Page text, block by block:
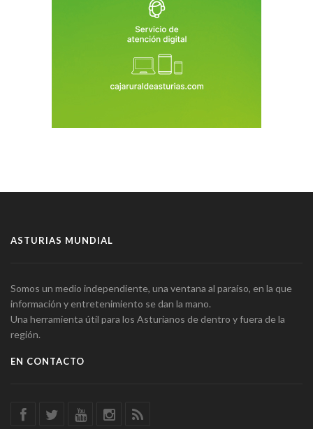
ASTURIAS MUNDIAL
Somos un medio independiente, una ventana al paraíso, en la que
información y entretenimiento se dan la mano.
Una herramienta útil para los Asturianos de dentro y fuera de la
región.
EN CONTACTO